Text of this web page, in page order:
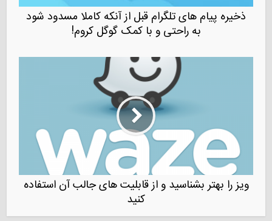
ذخیره پیام های تلگرام قبل از آنکه کاملا مسدود شود
به راحتی و با کمک گوگل کروم!
ویز را بهتر بشناسید و از قابلیت های جالب آن استفاده
کنید